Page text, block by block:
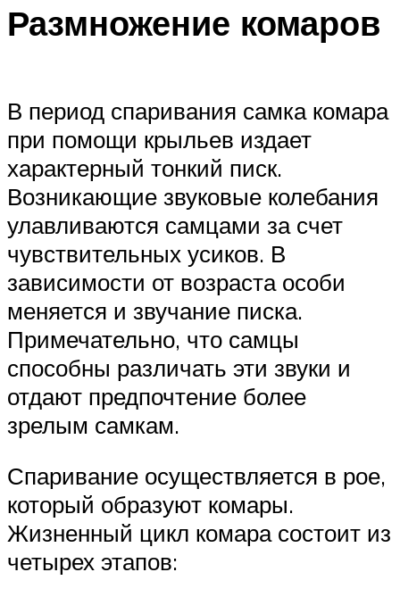
Размножение комаров
В период спаривания самка комара
при помощи крыльев издает
характерный тонкий писк.
Возникающие звуковые колебания
улавливаются самцами за счет
чувствительных усиков. В
зависимости от возраста особи
меняется и звучание писка.
Примечательно, что самцы
способны различать эти звуки и
отдают предпочтение более
зрелым самкам.
Спаривание осуществляется в рое,
который образуют комары.
Жизненный цикл комара состоит из
четырех этапов: